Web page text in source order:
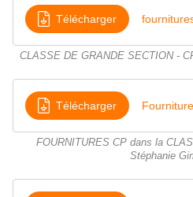
Télécharger
CLASSE DE GRANDE SECTION -
Télécharger
FOURNITURES CP dans la
Stéphanie